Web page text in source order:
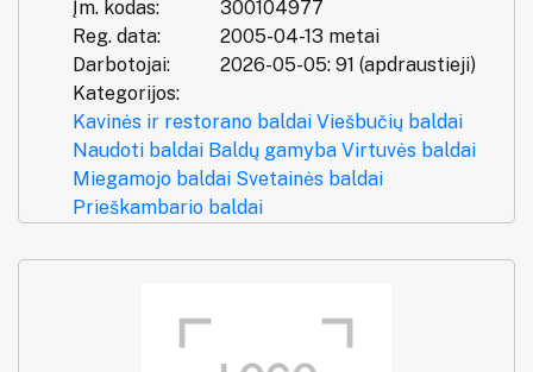
Įm. kodas:
300104977
Reg. data:
2005-04-13 metai
Darbotojai:
2026-05-05: 91 (apdraustieji)
Kategorijos:
Kavinės ir restorano baldai Viešbučių baldai
Naudoti baldai Baldų gamyba Virtuvės baldai
Miegamojo baldai Svetainės baldai
Prieškambario baldai